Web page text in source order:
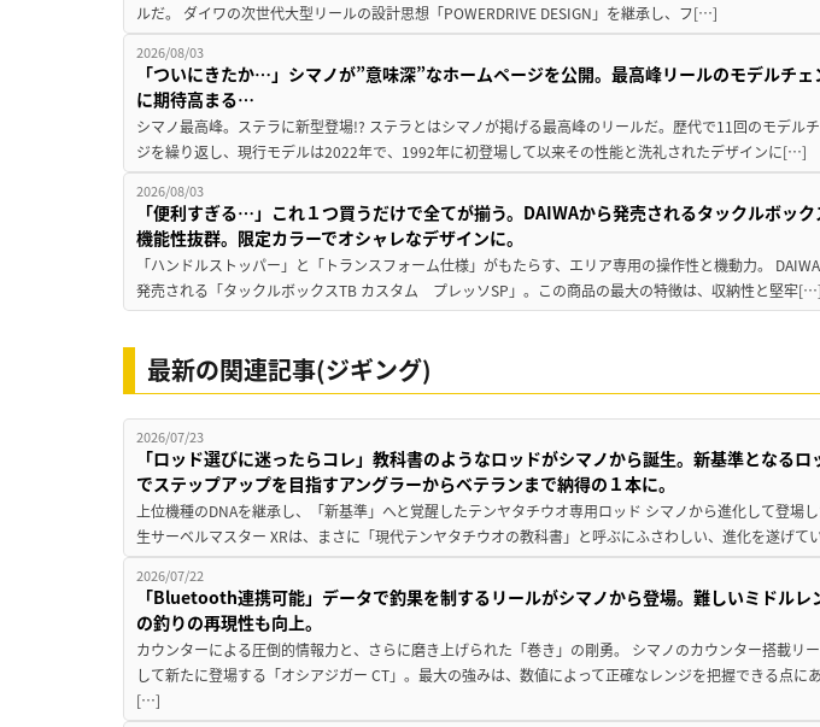
ルだ。 ダイワの次世代大型リールの設計思想「POWERDRIVE DESIGN」を継承し、フ[…]
2026/08/03
「ついにきたか…」シマノが”意味深”なホームページを公開。最高峰リールのモデルチェ
に期待高まる…
シマノ最高峰。ステラに新型登場!? ステラとはシマノが掲げる最高峰のリールだ。歴代で11回のモデル
ジを繰り返し、現行モデルは2022年で、1992年に初登場して以来その性能と洗礼されたデザインに[…]
2026/08/03
「便利すぎる…」これ１つ買うだけで全てが揃う。DAIWAから発売されるタックルボック
機能性抜群。限定カラーでオシャレなデザインに。
「ハンドルストッパー」と「トランスフォーム仕様」がもたらす、エリア専用の操作性と機動力。
発売される「タックルボックスTB カスタム プレッソSP」。この商品の最大の特徴は、収納性と堅牢[…]
最新の関連記事(ジギング)
2026/07/23
「ロッド選びに迷ったらコレ」教科書のようなロッドがシマノから誕生。新基準となるロ
でステップアップを目指すアングラーからベテランまで納得の１本に。
上位機種のDNAを継承し、「新基準」へと覚醒したテンヤタチウオ専用ロッド シマノから進化して登場
生サーベルマスター XRは、まさに「現代テンヤタチウオの教科書」と呼ぶにふさわしい、進化を遂げて
2026/07/22
「Bluetooth連携可能」データで釣果を制するリールがシマノから登場。難しいミドルレ
の釣りの再現性も向上。
カウンターによる圧倒的情報力と、さらに磨き上げられた「巻き」の剛勇。 シマノのカウンター搭載リ
して新たに登場する「オシアジガー CT」。最大の強みは、数値によって正確なレンジを把握できる点に
[…]